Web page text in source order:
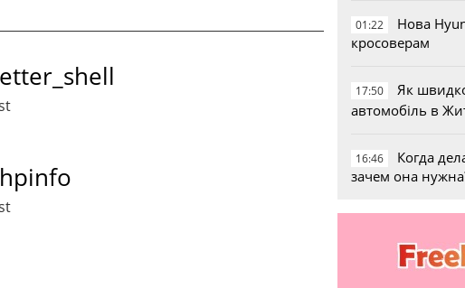
01:22
Нова
кросоверам
17:50
Як
автомобіль в
16:46
Когда
зачем она